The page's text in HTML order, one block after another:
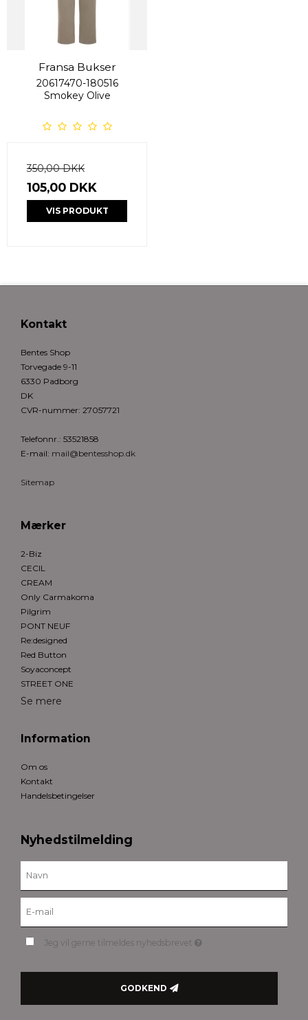
Fransa Bukser
20617470-180516
Smokey Olive
350,00 DKK
105,00 DKK
VIS PRODUKT
Kontakt
Bentes Shop
Torvegade 9-11
6330 Padborg
DK
CVR-nummer: 27057721
Telefonnr.: 53521858
E-mail: mail@bentesshop.dk
Sitemap
Mærker
2-Biz
CECIL
CREAM
Only Carmakoma
Pilgrim
PONT NEUF
Re:designed
Red Button
Soyaconcept
STREET ONE
Se mere
Information
Om os
Kontakt
Handelsbetingelser
Nyhedstilmelding
Jeg vil gerne tilmeldes nyhedsbrevet
GODKEND